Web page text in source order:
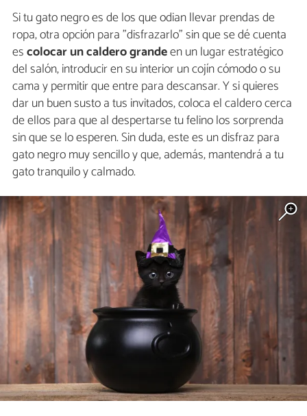
Si tu gato negro es de los que odian llevar prendas de
ropa, otra opción para "disfrazarlo" sin que se dé cuenta
escolocar un caldero grandeen un lugar estratégico
del salón, introducir en su interior un cojín cómodo o su
cama y permitir que entre para descansar. Y si quieres
dar un buen susto a tus invitados, coloca el caldero cerca
de ellos para que al despertarse tu felino los sorprenda
sin que se lo esperen. Sin duda, este es un disfraz para
gato negro muy sencillo y que, además, mantendrá a tu
gato tranquilo y calmado.